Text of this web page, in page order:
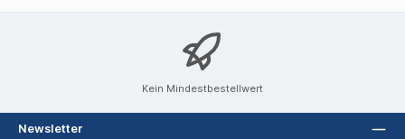
Kein Mindestbestellwert
Newsletter